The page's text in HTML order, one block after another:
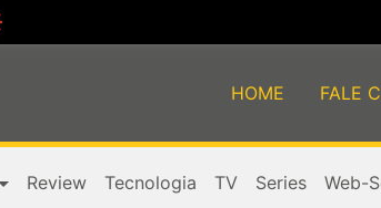
HOME FALE
Review Tecnologia TV Series Web-